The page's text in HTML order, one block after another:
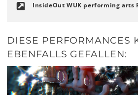
InsideOut WUK performing arts
DIESE PERFORMANCES
EBENFALLS GEFALLEN: